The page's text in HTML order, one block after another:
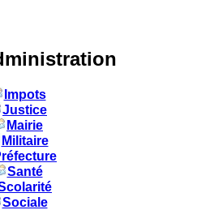
Impots
Justice
Mairie
Militaire
Santé
Sociale